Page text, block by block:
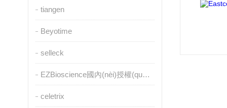
tiangen
Beyotime
selleck
EZBioscience國內(nèi)授權(quán)代理
celetrix